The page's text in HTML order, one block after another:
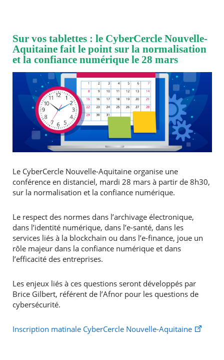
Sur vos tablettes : le CyberCercle Nouvelle-
Aquitaine fait le point sur la normalisation
et la confiance numérique le 28 mars
Le CyberCercle Nouvelle-Aquitaine organise une
conférence en distanciel, mardi 28 mars à partir de 8h30,
sur la normalisation et la confiance numérique.
Le respect des normes dans l’archivage électronique,
dans l’identité numérique, dans l’e-santé, dans les
services liés à la blockchain ou dans l’e-finance, joue un
rôle majeur dans la confiance numérique et dans
l’efficacité des entreprises.
Les enjeux liés à ces questions seront développés par
Brice Gilbert, référent de l’Afnor pour les questions de
cybersécurité.
Inscription matinale CyberCercle Nouvelle-Aquitaine